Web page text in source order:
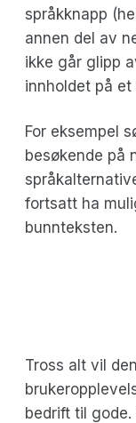
språkknapp
annen del av
ikke går glipp
innholdet på et
For eksempel
besøkende på
fortsatt ha
bunnteksten.
Tross alt vil
bedrift til